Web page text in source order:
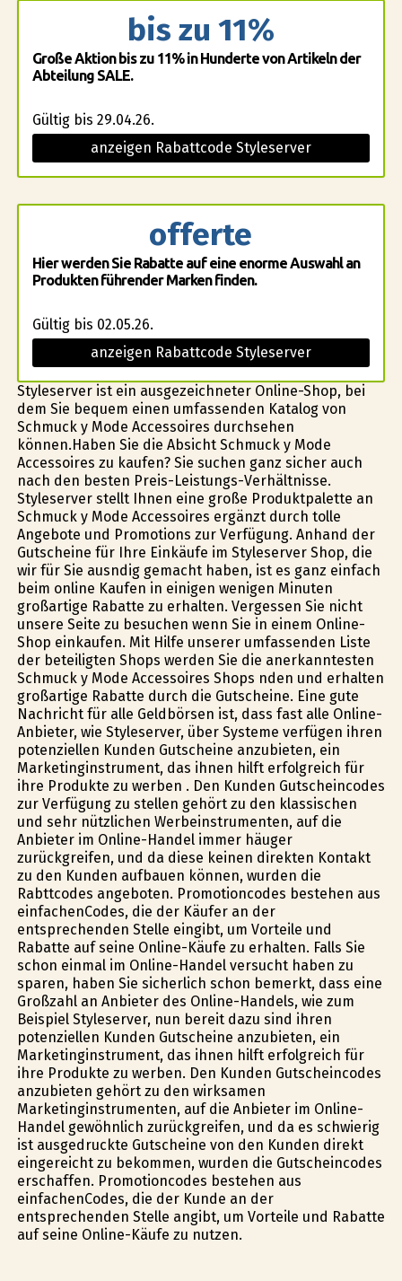
bis zu 11%
Große Aktion bis zu 11% in Hunderte von Artikeln der
Abteilung SALE.
Gültig bis 29.04.26.
anzeigen Rabattcode Styleserver
offerte
Hier werden Sie Rabatte auf eine enorme Auswahl an
Produkten führender Marken finden.
Gültig bis 02.05.26.
anzeigen Rabattcode Styleserver
Styleserver ist ein ausgezeichneter Online-Shop, bei
dem Sie bequem einen umfassenden Katalog von
Schmuck y Mode Accessoires durchsehen
können.Haben Sie die Absicht Schmuck y Mode
Accessoires zu kaufen? Sie suchen ganz sicher auch
nach den besten Preis-Leistungs-Verhältnisse.
Styleserver stellt Ihnen eine große Produktpalette an
Schmuck y Mode Accessoires ergänzt durch tolle
Angebote und Promotions zur Verfügung. Anhand der
Gutscheine für Ihre Einkäufe im Styleserver Shop, die
wir für Sie ausfindig gemacht haben, ist es ganz einfach
beim online Kaufen in einigen wenigen Minuten
großartige Rabatte zu erhalten. Vergessen Sie nicht
unsere Seite zu besuchen wenn Sie in einem Online-
Shop einkaufen. Mit Hilfe unserer umfassenden Liste
der beteiligten Shops werden Sie die anerkanntesten
Schmuck y Mode Accessoires Shops finden und erhalten
großartige Rabatte durch die Gutscheine. Eine gute
Nachricht für alle Geldbörsen ist, dass fast alle Online-
Anbieter, wie Styleserver, über Systeme verfügen ihren
potenziellen Kunden Gutscheine anzubieten, ein
Marketinginstrument, das ihnen hilft erfolgreich für
ihre Produkte zu werben . Den Kunden Gutscheincodes
zur Verfügung zu stellen gehört zu den klassischen
und sehr nützlichen Werbeinstrumenten, auf die
Anbieter im Online-Handel immer häufiger
zurückgreifen, und da diese keinen direkten Kontakt
zu den Kunden aufbauen können, wurden die
Rabttcodes angeboten. Promotioncodes bestehen aus
einfachenCodes, die der Käufer an der
entsprechenden Stelle eingibt, um Vorteile und
Rabatte auf seine Online-Käufe zu erhalten. Falls Sie
schon einmal im Online-Handel versucht haben zu
sparen, haben Sie sicherlich schon bemerkt, dass eine
Großzahl an Anbieter des Online-Handels, wie zum
Beispiel Styleserver, nun bereit dazu sind ihren
potenziellen Kunden Gutscheine anzubieten, ein
Marketinginstrument, das ihnen hilft erfolgreich für
ihre Produkte zu werben. Den Kunden Gutscheincodes
anzubieten gehört zu den wirksamen
Marketinginstrumenten, auf die Anbieter im Online-
Handel gewöhnlich zurückgreifen, und da es schwierig
ist ausgedruckte Gutscheine von den Kunden direkt
eingereicht zu bekommen, wurden die Gutscheincodes
erschaffen. Promotioncodes bestehen aus
einfachenCodes, die der Kunde an der
entsprechenden Stelle angibt, um Vorteile und Rabatte
auf seine Online-Käufe zu nutzen.